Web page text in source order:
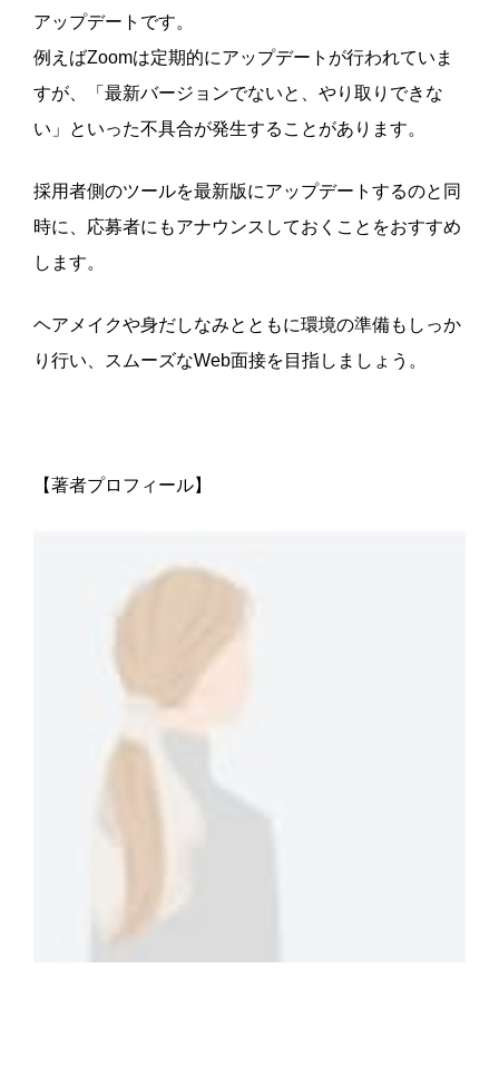
アップデートです。
例えばZoomは定期的にアップデートが行われていま
すが、「最新バージョンでないと、やり取りできな
い」といった不具合が発生することがあります。
採用者側のツールを最新版にアップデートするのと同
時に、応募者にもアナウンスしておくことをおすすめ
します。
ヘアメイクや身だしなみとともに環境の準備もしっか
り行い、スムーズなWeb面接を目指しましょう。
【著者プロフィール】